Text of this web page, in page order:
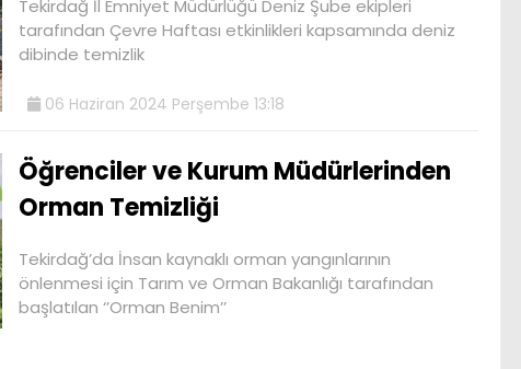
Tekirdağ İl Emniyet Müdürlüğü Deniz Şube ekipleri
tarafından Çevre Haftası etkinlikleri kapsamında deniz
dibinde temizlik
06 Haziran 2024 Perşembe 13:18
Öğrenciler ve Kurum Müdürlerinden
Orman Temizliği
Tekirdağ’da İnsan kaynaklı orman yangınlarının
önlenmesi için Tarım ve Orman Bakanlığı tarafından
başlatılan ‘’Orman Benim’’